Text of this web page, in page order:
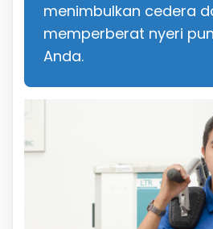
menimbulkan cedera
memperberat nyeri
Anda.